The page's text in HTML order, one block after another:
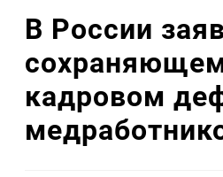
В России
кадровом